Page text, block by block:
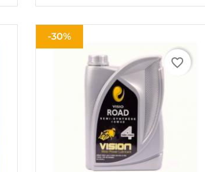
-30%
favorite_border